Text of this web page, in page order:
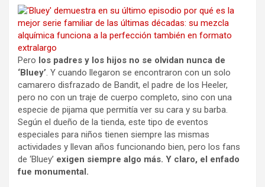
Pero los padres y los hijos no se olvidan nunca de
‘Bluey’. Y cuando llegaron se encontraron con un solo
camarero disfrazado de Bandit, el padre de los Heeler,
pero no con un traje de cuerpo completo, sino con una
especie de pijama que permitía ver su cara y su barba.
Según el dueño de la tienda, este tipo de eventos
especiales para niños tienen siempre las mismas
actividades y llevan años funcionando bien, pero los fans
de ‘Bluey’ exigen siempre algo más. Y claro, el enfado
fue monumental.